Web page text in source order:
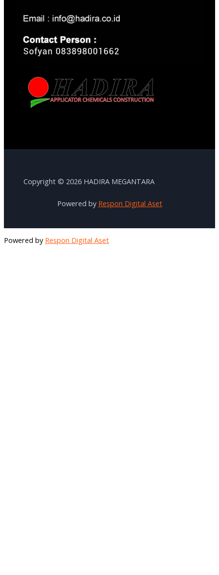
Copyright © 2026 HADIRA MEGANTARA
Powered by Respon Digital Aset
Powered by Respon Digital Aset